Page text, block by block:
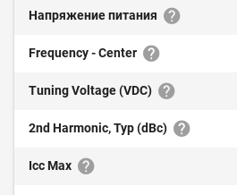
Напряжение питания
Frequency - Center
Tuning Voltage (VDC)
2nd Harmonic, Typ (dBc)
Icc Max